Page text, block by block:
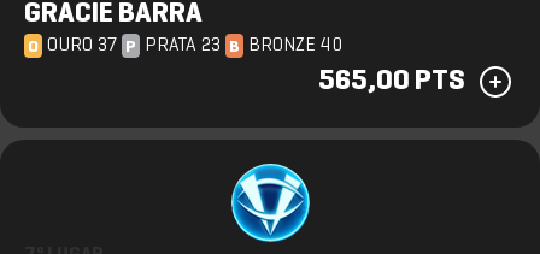
GRACIE BARRA
O OURO 37 P PRATA 23 B BRONZE 40
565,00 PTS